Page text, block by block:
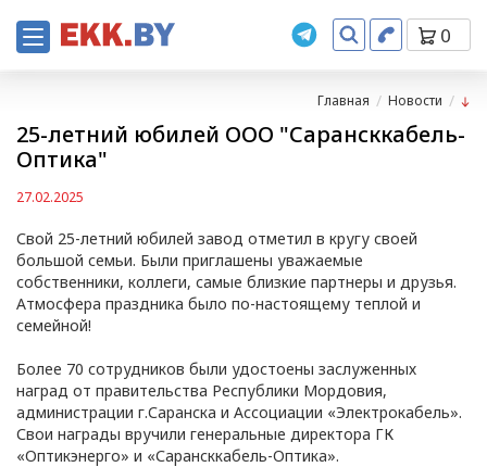
0
Главная Новости
25-летний юбилей ООО "Сарансккабель-
Оптика"
27.02.2025
Свой 25-летний юбилей завод отметил в кругу своей
большой семьи. Были приглашены уважаемые
собственники, коллеги, самые близкие партнеры и друзья.
Атмосфера праздника было по-настоящему теплой и
семейной!
Более 70 сотрудников были удостоены заслуженных
наград от правительства Республики Мордовия,
администрации г.Саранска и Ассоциации «Электрокабель».
Свои награды вручили генеральные директора ГК
«Оптикэнерго» и «Сарансккабель-Оптика».